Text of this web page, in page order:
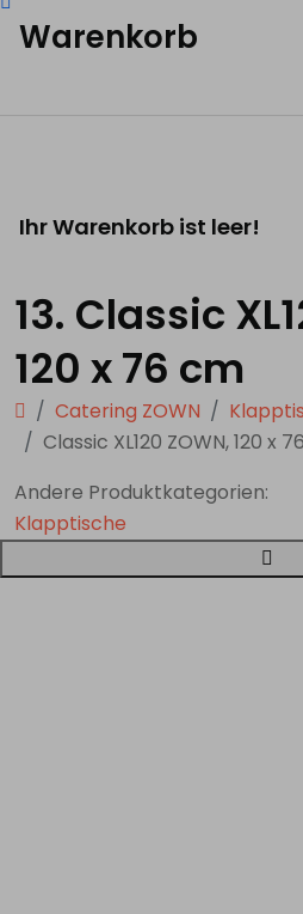
Warenkorb
Ihr Warenkorb ist leer!
13. Classic
120 x 76 cm
Catering ZOWN
Classic XL120 ZOWN, 120 x
Andere Produktkategorien:
Klapptische